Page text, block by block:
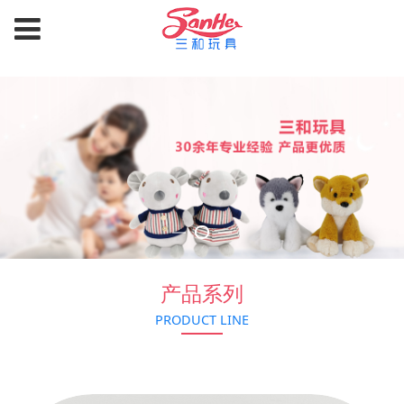
产品系列
PRODUCT LINE